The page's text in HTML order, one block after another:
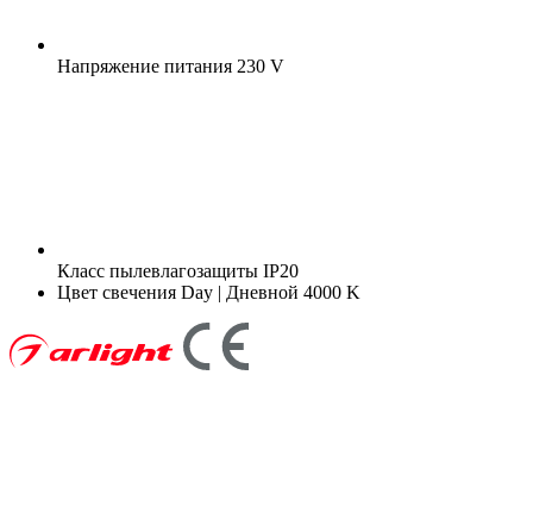
Напряжение питания 230 V
Класс пылевлагозащиты IP20
Цвет свечения Day | Дневной 4000 K